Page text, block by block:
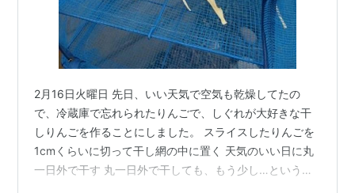
2月16日火曜日 先日、いい天気で空気も乾燥してたの
で、冷蔵庫で忘れられたりんごで、しぐれが大好きな干
しりんごを作ることにしました。 スライスしたりんごを
1cmくらいに切って干し網の中に置く 天気のいい日に丸
一日外で干す 丸一日外で干しても、もう少し…というこ